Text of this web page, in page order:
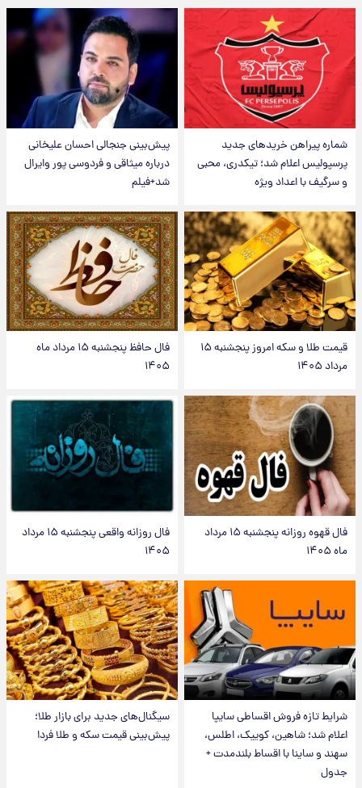
شماره پیراهن خریدهای جدید
پرسپولیس اعلام شد؛ تیکدری، محبی
و سرگیف با اعداد ویژه
پیش‌بینی جنجالی احسان علیخانی
درباره میثاقی و فردوسی پور وایرال
شد+فیلم
قیمت طلا و سکه امروز پنجشنبه ۱۵
مرداد ۱۴۰۵
فال حافظ پنجشنبه ۱۵ مرداد ماه
۱۴۰۵
فال قهوه روزانه پنجشنبه ۱۵ مرداد
ماه ۱۴۰۵
فال روزانه واقعی پنجشنبه ۱۵ مرداد
۱۴۰۵
شرایط تازه فروش اقساطی سایپا
اعلام شد؛ شاهین، کوییک، اطلس،
سهند و ساینا با اقساط بلندمدت +
جدول
سیگنال‌های جدید برای بازار طلا؛
پیش‌بینی قیمت سکه و طلا فردا